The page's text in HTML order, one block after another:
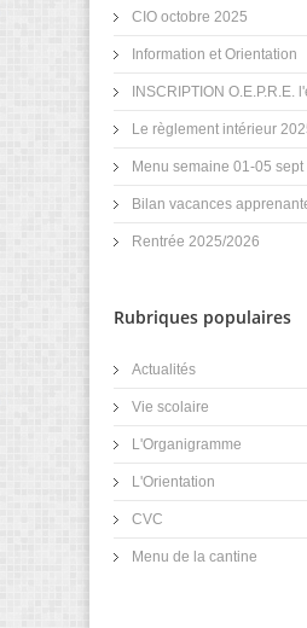
CIO octobre 2025
Information et Orientation
INSCRIPTION O.E.P.R.E.
Le règlement intérieur
Menu semaine 01-05 sept
Bilan vacances
Rentrée 2025/2026
Rubriques populaires
Actualités
Vie scolaire
L'Organigramme
L'Orientation
CVC
Menu de la cantine